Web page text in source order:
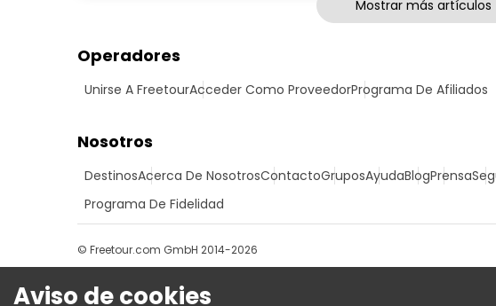
Mostrar más artículos
Operadores
Unirse A FreetourAcceder Como ProveedorPrograma De Afiliados
Nosotros
DestinosAcerca De NosotrosContactoGruposAyudaBlogPrensa
Programa De Fidelidad
© Freetour.com GmbH 2014-2026
Aviso de cookies